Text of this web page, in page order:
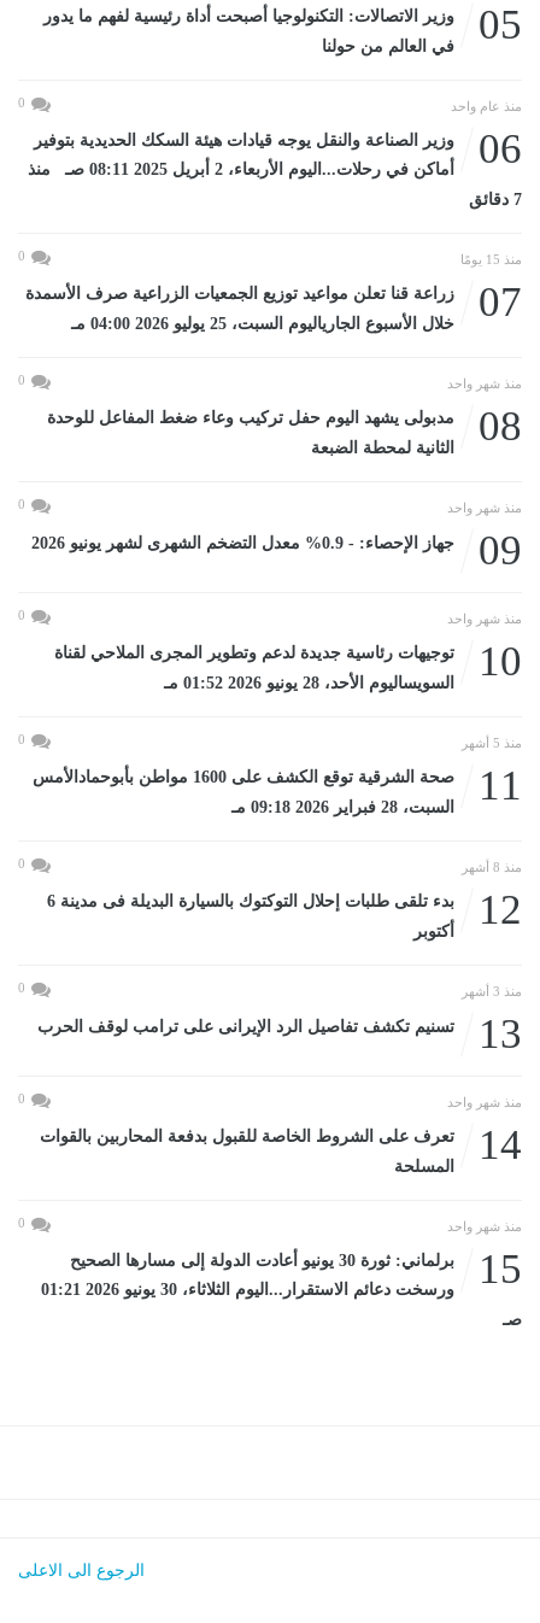
05
وزير الاتصالات: التكنولوجيا أصبحت أداة رئيسية لفهم ما يدور
في العالم من حولنا
منذ عام واحد 0
06
وزير الصناعة والنقل يوجه قيادات هيئة السكك الحديدية بتوفير
أماكن في رحلات...اليوم الأربعاء، 2 أبريل 2025 08:11 صـ منذ
7 دقائق
منذ 15 يومًا 0
07
زراعة قنا تعلن مواعيد توزيع الجمعيات الزراعية صرف الأسمدة
خلال الأسبوع الجارياليوم السبت، 25 يوليو 2026 04:00 مـ
منذ شهر واحد 0
08
مدبولى يشهد اليوم حفل تركيب وعاء ضغط المفاعل للوحدة
الثانية لمحطة الضبعة
منذ شهر واحد 0
09 جهاز الإحصاء: - 0.9% معدل التضخم الشهرى لشهر يونيو 2026
منذ شهر واحد 0
10
توجيهات رئاسية جديدة لدعم وتطوير المجرى الملاحي لقناة
السويساليوم الأحد، 28 يونيو 2026 01:52 مـ
منذ 5 أشهر 0
11
صحة الشرقية توقع الكشف على 1600 مواطن بأبوحمادالأمس
السبت، 28 فبراير 2026 09:18 مـ
منذ 8 أشهر 0
12
بدء تلقى طلبات إحلال التوكتوك بالسيارة البديلة فى مدينة 6
أكتوبر
منذ 3 أشهر 0
13 تسنيم تكشف تفاصيل الرد الإيرانى على ترامب لوقف الحرب
منذ شهر واحد 0
14
تعرف على الشروط الخاصة للقبول بدفعة المحاربين بالقوات
المسلحة
منذ شهر واحد 0
15
برلماني: ثورة 30 يونيو أعادت الدولة إلى مسارها الصحيح
ورسخت دعائم الاستقرار...اليوم الثلاثاء، 30 يونيو 2026 01:21
صـ
الرجوع الى الاعلى